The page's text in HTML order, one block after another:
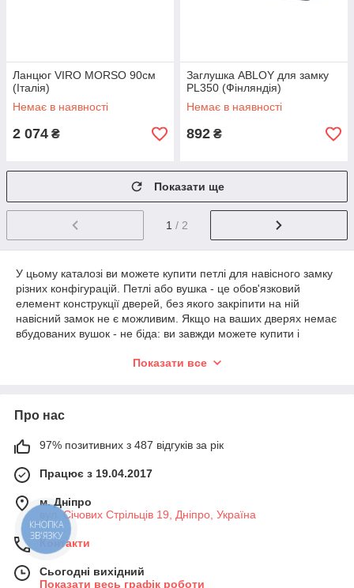
Ланцюг VIRO MORSO 90см
(Італія)
Немає в наявності
2 074 ₴
Заглушка ABLOY для замку
PL350 (Фінляндія)
Немає в наявності
892 ₴
Показати ще
1 / 2
У цьому каталозі ви можете купити петлі для навісного замку
різних конфігурацій. Петлі або вушка - це обов'язковий
елемент конструкції дверей, без якого закріпити на ній
навісний замок не є можливим. Якщо на ваших дверях немає
вбудованих вушок - не біда: ви завжди можете купити і
інструментів. Встановіть петлі, просмикніть в них звичайний
Монтаж петель для навісного замку
Встановити
вушка на
дерев'яні
двері
простіше
простого.
Спершу
потрібно
вибрати місце
Показати все
Про нас
97% позитивних з 487 відгуків за рік
Працює з 19.04.2017
м. Дніпро
вул. Січових Стрільців 19, Дніпро, Україна
Контакти
Сьогодні вихідний
Показати весь графік роботи
КНОПКА
ЗВ'ЯЗКУ